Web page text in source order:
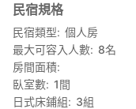
民宿規格
民宿類型
個人房
最大可容入人數 8名
房間面積
臥室數 1間
日式床鋪組
3組